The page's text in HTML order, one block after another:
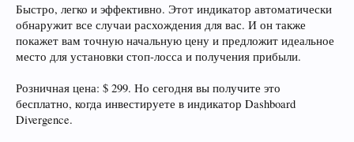
Быстро, легко и эффективно. Этот индикатор автоматически
обнаружит все случаи расхождения для вас. И он также
покажет вам точную начальную цену и предложит идеальное
место для установки стоп-лосса и получения прибыли.
Розничная цена: $ 299. Но сегодня вы получите это
бесплатно, когда инвестируете в индикатор Dashboard
Divergence.